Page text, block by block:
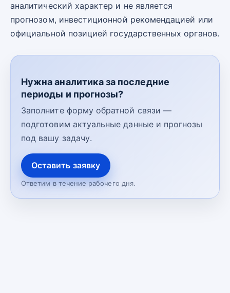
аналитический характер и не является
прогнозом, инвестиционной рекомендацией или
официальной позицией государственных органов.
Нужна аналитика за последние
периоды и прогнозы?
Заполните форму обратной связи —
подготовим актуальные данные и прогнозы
под вашу задачу.
Оставить заявку
Ответим в течение рабочего дня.